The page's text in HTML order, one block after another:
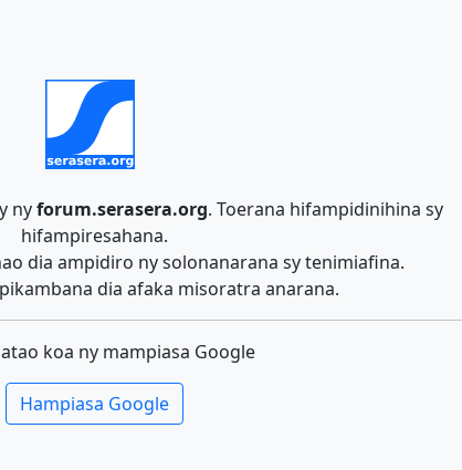
nyforum.serasera.org. Toerana hifampidinihina sy
hifampiresahana.
dia ampidiro ny solonanarana sy tenimiafina.
dia afaka misoratra anarana.
koa ny mampiasa Google
Hampiasa Google